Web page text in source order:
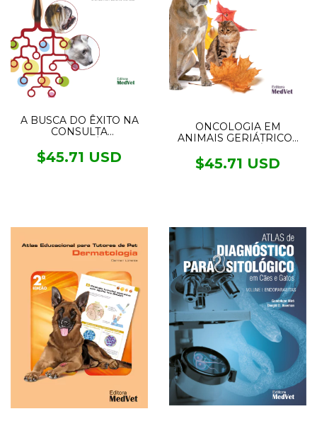
A BUSCA DO ÊXITO NA
CONSULTA
$45.71 USD
ONCOLOGIA EM
ANIMAIS GERIÁTRICOS
$45.71 USD